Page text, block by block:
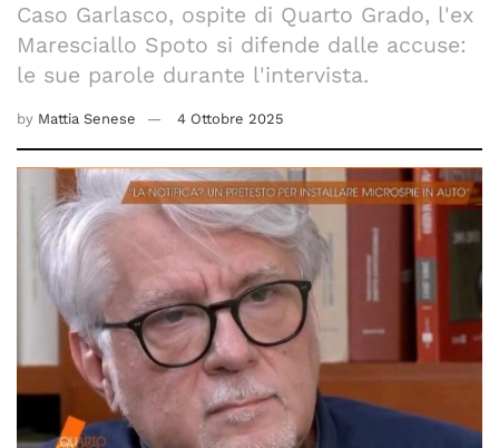
Caso Garlasco, ospite di Quarto Grado, l'ex
Maresciallo Spoto si difende dalle accuse:
le sue parole durante l'intervista.
by Mattia Senese 4 Ottobre 2025